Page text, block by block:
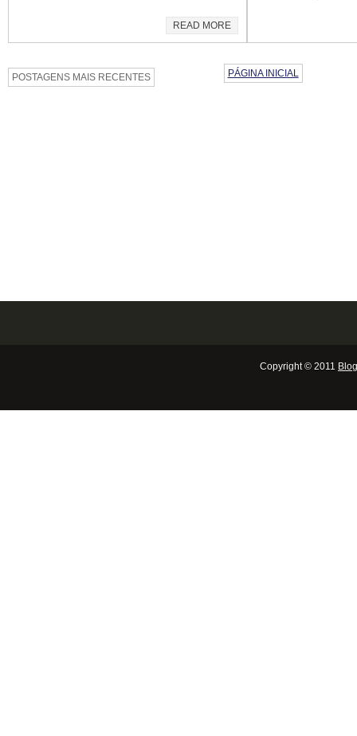
READ MORE
POSTAGENS MAIS RECENTES PÁGINA INICIAL
Copyright © 2011